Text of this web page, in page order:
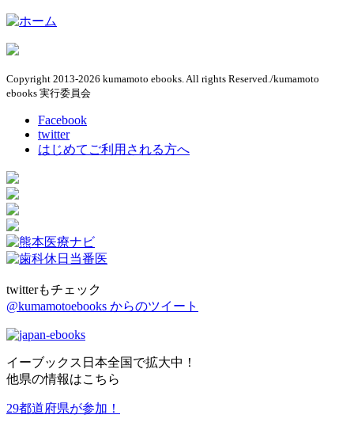
Copyright 2013-2026 kumamoto ebooks. All rights Reserved./kumamoto
ebooks 実行委員会
Facebook
twitter
はじめてご利用される方へ
twitterもチェック
@kumamotoebooks からのツイート
イーブックス日本全国で拡大中！
他県の情報はこちら
29都道府県が参加！